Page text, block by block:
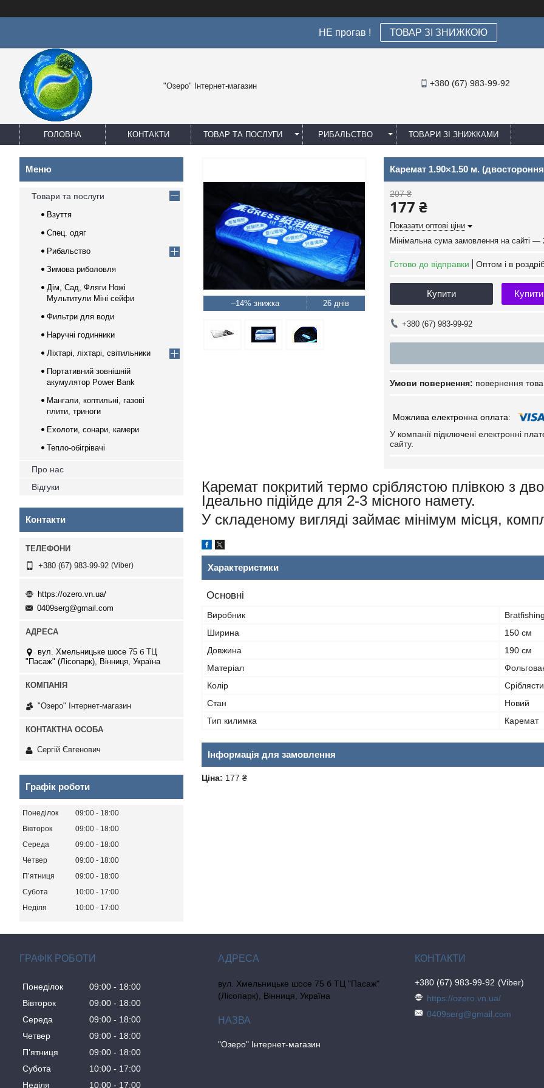
НЕ прогав ! ТОВАР ЗІ ЗНИЖКОЮ
"Озеро" Інтернет-магазин +380 (67) 983-99-92
ГОЛОВНА КОНТАКТИ ТОВАР ТА ПОСЛУГИ РИБАЛЬСТВО ТОВАРИ ЗІ ЗНИЖКАМИ
–14% 26 днів
Каремат 1.90×1.50 м.
207 ₴
177 ₴
Показати оптові ціни
Мінімальна сума замовлення на сайті —
Готово до відправки Оптом і в
Купити
+380 (67) 983-99-92
повернення
У компанії підключені електронні
сайту.
Каремат покритий термо сріблястою плівкою з
Ідеально підійде для 2-3 місного намету.
У складеному вигляді займає мінімум місця,
Характеристики
Основні
Виробник
Bratfishing
Ширина
150 см
Довжина
190 см
Матеріал
Колір
Стан
Новий
Тип килимка
Каремат
Інформація для замовлення
Ціна: 177 ₴
Товари та послуги
Взуття
Спец. одяг
Рибальство
Зимова риболовля
Дім, Сад, Фляги Ножі
Мультитули Міні сейфи
Фильтри для води
Наручні годинники
Ліхтарі, ліхтарі, світильники
Портативний зовнішній
акумулятор Power Bank
Мангали, коптильні, газові
плити, триноги
Ехолоти, сонари, камери
Тепло-обігрівачі
Про нас
Відгуки
Контакти
+380 (67) 983-99-92 Viber
https://ozero.vn.ua/
0409serg@gmail.com
вул. Хмельницьке шосе 75 б ТЦ
"Пасаж" (Лісопарк), Вінниця, Україна
"Озеро" Інтернет-магазин
Сергій Євгенович
Графік роботи
Понеділок 09:00
18:00
Вівторок
09:00
18:00
Середа
09:00
18:00
Четвер
09:00
18:00
Пʼятниця
09:00
18:00
Субота
10:00
17:00
Неділя
10:00 17:00
ГРАФІК РОБОТИ
Понеділок 09:00
18:00
Вівторок
09:00
18:00
Середа
09:00
18:00
Четвер
09:00
18:00
Пʼятниця
09:00
18:00
Субота
10:00
17:00
Неділя
10:00 17:00
вул. Хмельницьке шосе 75 б ТЦ "Пасаж"
(Лісопарк), Вінниця, Україна
"Озеро" Інтернет-магазин
+380 (67) 983-99-92
Viber
https://ozero.vn.ua/
0409serg@gmail.com